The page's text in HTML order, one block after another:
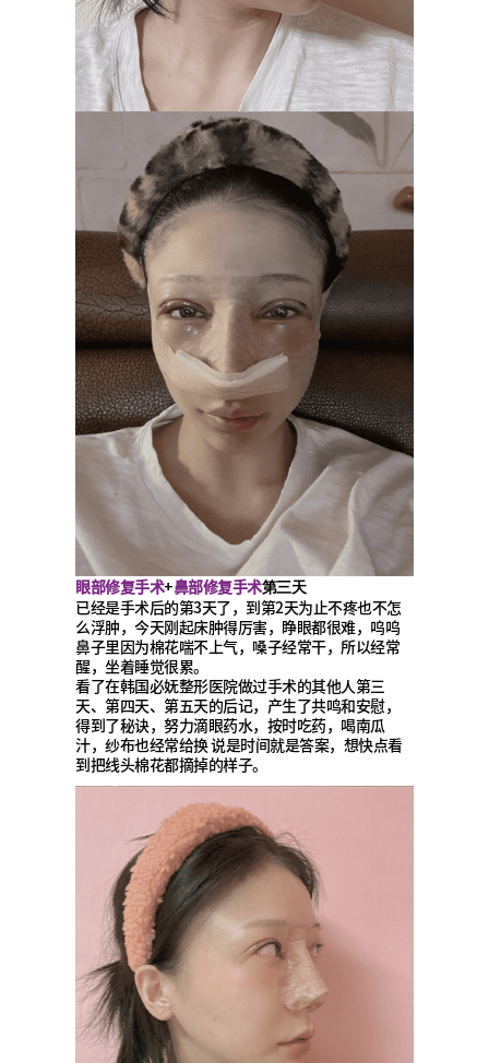
眼部修复手术+鼻部修复手术第三天
已经是手术后的第3天了，到第2天为止不疼也不怎
么浮肿，今天刚起床肿得厉害，睁眼都很难，呜呜
鼻子里因为棉花喘不上气，嗓子经常干，所以经常
醒，坐着睡觉很累。
看了在韩国必妩整形医院做过手术的其他人第三
天、第四天、第五天的后记，产生了共鸣和安慰，
得到了秘诀，努力滴眼药水，按时吃药，喝南瓜
汁，纱布也经常给换 说是时间就是答案，想快点看
到把线头棉花都摘掉的样子。